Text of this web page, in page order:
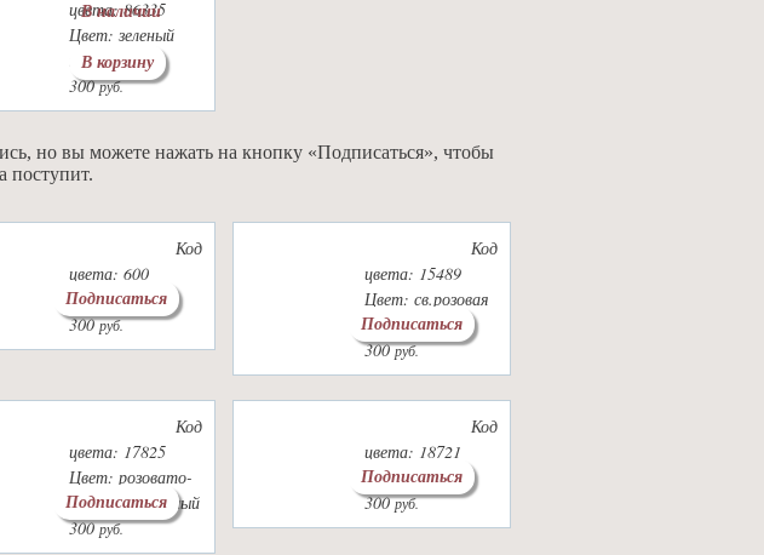
цвета: 86335
Цвет: зеленый
неон
300руб.
В наличии
В корзину
но вы можете нажать на кнопку «Подписаться», чтобы
поступит.
Код
цвета: 600
Цвет: черный
300руб.
Подписаться
Код
цвета: 15489
Цвет: св.розовая
пудра
300руб.
Подписаться
Код
цвета: 17825
Цвет: розовато-
бежевый светлый
300руб.
Подписаться
Код
цвета: 18721
Цвет: лаванда
300руб.
Подписаться